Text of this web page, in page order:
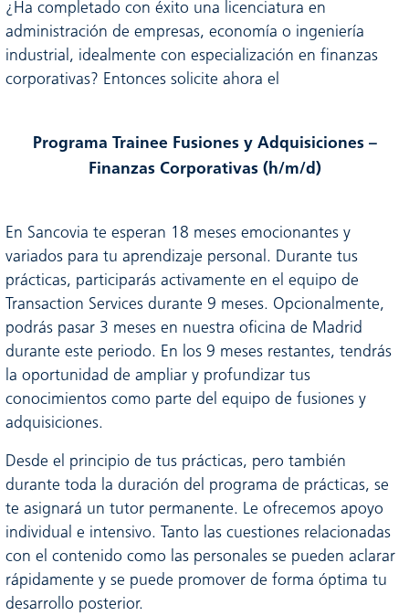
¿Ha completado con éxito una licenciatura en
administración de empresas, economía o ingeniería
industrial, idealmente con especialización en finanzas
corporativas? Entonces solicite ahora el
Programa Trainee Fusiones y Adquisiciones –
Finanzas Corporativas (h/m/d)
En Sancovia te esperan 18 meses emocionantes y
variados para tu aprendizaje personal. Durante tus
prácticas, participarás activamente en el equipo de
Transaction Services durante 9 meses. Opcionalmente,
podrás pasar 3 meses en nuestra oficina de Madrid
durante este periodo. En los 9 meses restantes, tendrás
la oportunidad de ampliar y profundizar tus
conocimientos como parte del equipo de fusiones y
adquisiciones.
Desde el principio de tus prácticas, pero también
durante toda la duración del programa de prácticas, se
te asignará un tutor permanente. Le ofrecemos apoyo
individual e intensivo. Tanto las cuestiones relacionadas
con el contenido como las personales se pueden aclarar
rápidamente y se puede promover de forma óptima tu
desarrollo posterior.